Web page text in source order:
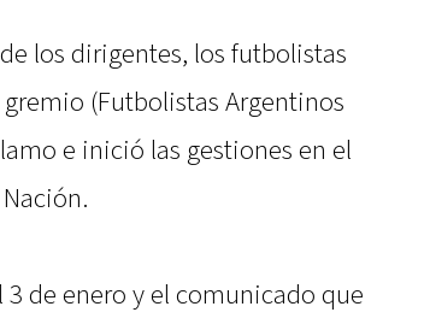
los dirigentes, los futbolistas
(Futbolistas Argentinos
e inició las gestiones en el
de enero y el comunicado que